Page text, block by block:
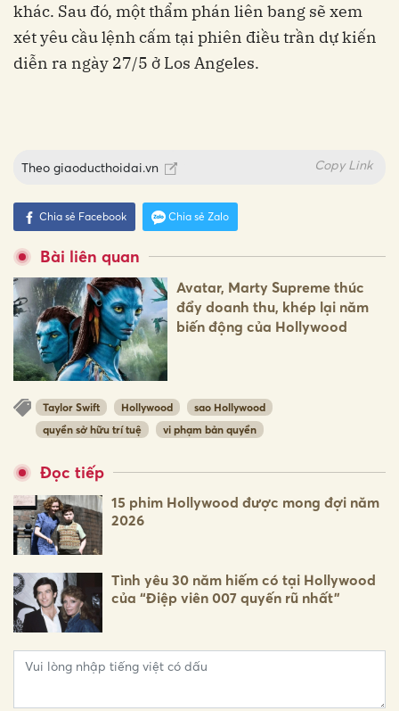
khác. Sau đó, một thẩm phán liên bang sẽ xem
xét yêu cầu lệnh cấm tại phiên điều trần dự kiến
diễn ra ngày 27/5 ở Los Angeles.
Theo giaoducthoidai.vn Copy Link
Chia sẻ Facebook Chia sẻ Zalo
Bài liên quan
Avatar, Marty Supreme thúc
đẩy doanh thu, khép lại năm
biến động của Hollywood
Taylor Swift Hollywood
sao Hollywood
quyền sở hữu trí tuệ
vi phạm bản quyền
Đọc tiếp
15 phim Hollywood được mong đợi năm
2026
Tình yêu 30 năm hiếm có tại Hollywood
của “Điệp viên 007 quyến rũ nhất”